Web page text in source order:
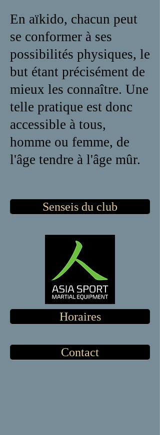
En aïkido, chacun peut
se conformer à ses
possibilités physiques, le
but étant précisément de
mieux les connaître. Une
telle pratique est donc
accessible à tous,
homme ou femme, de
l'âge tendre à l'âge mûr.
Senseis du club
Horaires
Contact